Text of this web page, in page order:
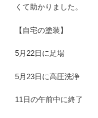
くて助かりました。
【自宅の塗装】
5月22日に足場
5月23日に高圧洗浄
11日の午前中に終了